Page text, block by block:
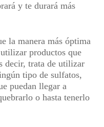
y te durará más
la manera más óptima
productos que
decir, trata de utilizar
tipo de sulfatos,
puedan llegar a
o hasta tenerlo